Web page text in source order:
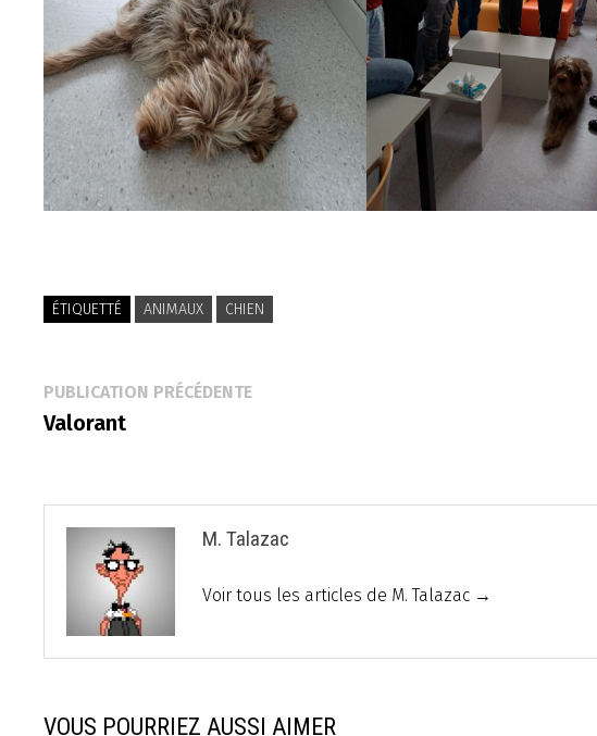
ÉTIQUETTÉ ANIMAUX CHIEN
Navigation
de
PUBLICATION PRÉCÉDENTEPublication
Valorant
M. Talazac
Voir tous les articles de M. Talazac →
VOUS POURRIEZ AUSSI AIMER